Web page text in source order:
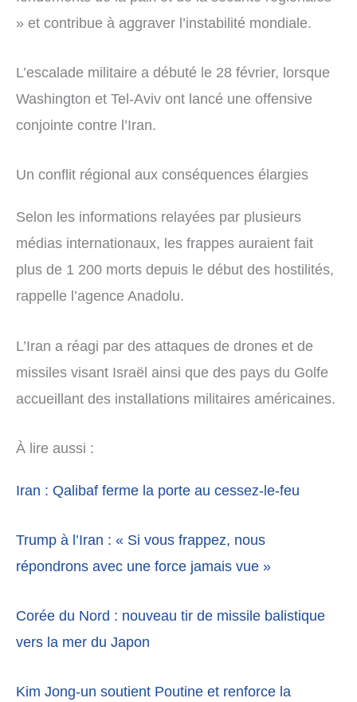
» et contribue à aggraver l’instabilité mondiale.
L’escalade militaire a débuté le 28 février, lorsque
Washington et Tel-Aviv ont lancé une offensive
conjointe contre l’Iran.
Un conflit régional aux conséquences élargies
Selon les informations relayées par plusieurs
médias internationaux, les frappes auraient fait
plus de 1 200 morts depuis le début des hostilités,
rappelle l’agence Anadolu.
L’Iran a réagi par des attaques de drones et de
missiles visant Israël ainsi que des pays du Golfe
accueillant des installations militaires américaines.
À lire aussi :
Iran : Qalibaf ferme la porte au cessez-le-feu
Trump à l’Iran : « Si vous frappez, nous
répondrons avec une force jamais vue »
Corée du Nord : nouveau tir de missile balistique
vers la mer du Japon
Kim Jong-un soutient Poutine et renforce la